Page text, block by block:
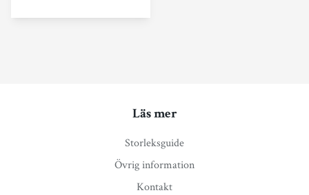
Läs mer
Storleksguide
Övrig information
Kontakt